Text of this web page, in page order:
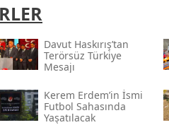
Davut Haskırış’tan
Terörsüz Türkiye
Mesajı
Kerem Erdem’in İsmi
Futbol Sahasında
Yaşatılacak